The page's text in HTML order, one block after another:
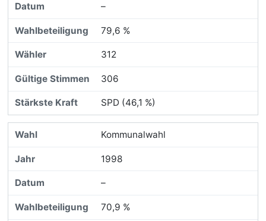
–
79,6 %
312
306
SPD (46,1 %)
Kommunalwahl
1998
–
70,9 %